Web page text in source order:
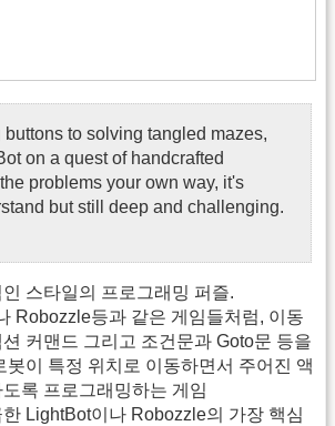
buttons to solving tangled mazes,
on a quest of handcrafted
problems your own way, it's
but still deep and challenging.
스타일의 프로그래밍 퍼즐.
Robozzle등과 같은 게임들처럼, 이동
커맨드 그리고 조건문과 Goto문 등을
봇이 특정 위치로 이동하면서 주어진 액
록 프로그래밍하는 게임
LightBot이나 Robozzle의 가장 핵심